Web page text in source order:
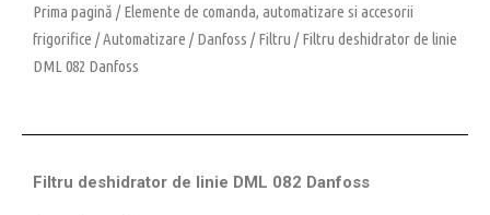
Prima pagină /Elemente de comanda, automatizare si accesorii
frigorifice /Automatizare /Danfoss /Filtru / Filtru deshidrator de linie
DML 082 Danfoss
Filtru deshidrator de linie DML 082 Danfoss